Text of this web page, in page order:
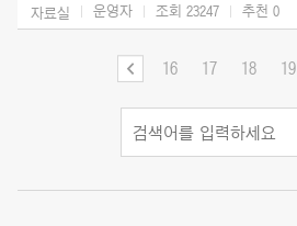
자료실 운영자 조회 23247 추천 0
16 17 18 19